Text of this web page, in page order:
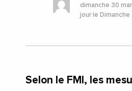
dimanche 30
jour le
Selon le FMI, les